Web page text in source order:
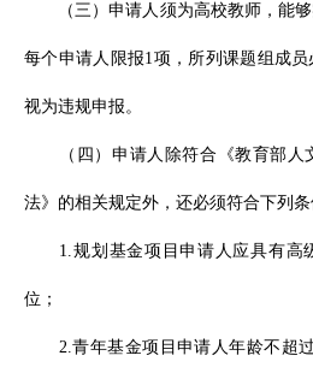
（三）申请人须为高校教师，能够
每个申请人限报1项，所列课题组成
视为违规申报。
（四）申请人除符合《教育部人
法》的相关规定外，还必须符合下列条
1.规划基金项目申请人应具有高
位；
2.青年基金项目申请人年龄不超